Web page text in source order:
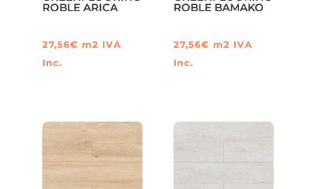
ROBLE ARICA
27,56€ m2 IVA
Inc.
ROBLE BAMAKO
27,56€ m2 IVA
Inc.